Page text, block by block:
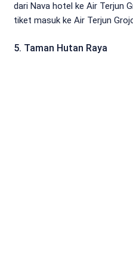
dari Nava hotel ke Air Terjun
tiket masuk ke Air Terjun
5. Taman Hutan Raya